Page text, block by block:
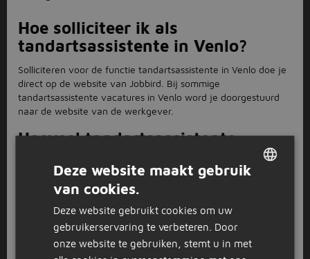
Hoe solliciteer ik als
tandartsassistente in Venlo?
Solliciteren voor de functie tandartsassistente in Venlo doe je
direct op de website van Jobbird. Bij sommige
tandartsassistente vacatures in Venlo word je doorgestuurd
naar de website van de werkgever.
Hoeveel tandartsassistente
Jobbird heeft 2 vacatures voor de functie tandartsassistente
in Venlo openstaan.
Wil je werken als
tandartsassistente in Venlo?
Deze website maakt gebruik
van cookies.
Deze website gebruikt cookies om uw
gebruikerservaring te verbeteren. Door
onze website te gebruiken, stemt u in met